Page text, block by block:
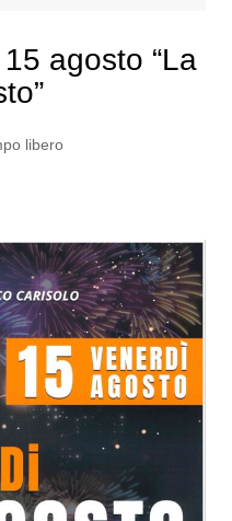
agosto “La
libero